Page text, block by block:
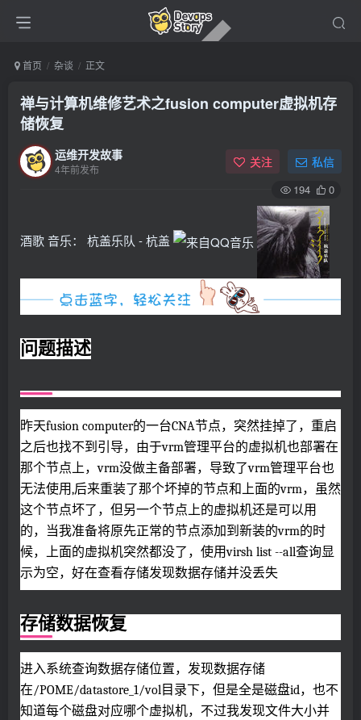
首页 杂谈 正文
禅与计算机维修艺术之fusion computer虚拟机存
储恢复
运维开发故事
4年前发布 关注 私信
194 0
酒歌音乐： 杭盖乐队 - 杭盖
问题描述
昨天fusion computer的一台CNA节点，突然挂掉了，重启
之后也找不到引导，由于vrm管理平台的虚拟机也部署在
那个节点上，vrm没做主备部署，导致了vrm管理平台也
无法使用,后来重装了那个坏掉的节点和上面的vrm，虽然
这个节点坏了，但另一个节点上的虚拟机还是可以用
的，当我准备将原先正常的节点添加到新装的vrm的时
候，上面的虚拟机突然都没了，使用virsh list --all查询显
示为空，好在查看存储发现数据存储并没丢失
存储数据恢复
进入系统查询数据存储位置，发现数据存储
在/POME/datastore_1/vol目录下，但是全是磁盘id，也不
知道每个磁盘对应哪个虚拟机，不过我发现文件大小并